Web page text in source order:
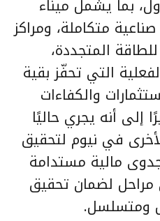
بما يشمل ميناء
متكاملة، ومراكز
المتجددة،
التي تحفّز بقية
والكفاءات
إلى أنه يجري حاليًا
في نيوم لتحقيق
مالية مستدامة
لضمان تحقيق
ومتسلسل.